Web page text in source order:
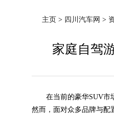
主页 > 四川汽车网 >
家庭自驾
在当前的豪华SUV市
然而，面对众多品牌与配